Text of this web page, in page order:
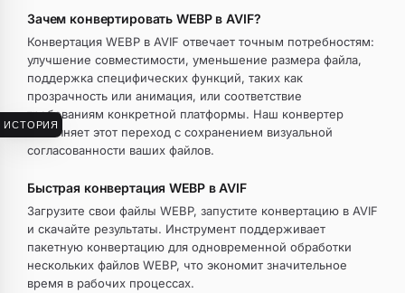
ИСТОРИЯ
Зачем конвертировать WEBP в AVIF?
Конвертация WEBP в AVIF отвечает точным потребностям:
улучшение совместимости, уменьшение размера файла,
поддержка специфических функций, таких как
прозрачность или анимация, или соответствие
требованиям конкретной платформы. Наш конвертер
выполняет этот переход с сохранением визуальной
согласованности ваших файлов.
Быстрая конвертация WEBP в AVIF
Загрузите свои файлы WEBP, запустите конвертацию в AVIF
и скачайте результаты. Инструмент поддерживает
пакетную конвертацию для одновременной обработки
нескольких файлов WEBP, что экономит значительное
время в рабочих процессах.